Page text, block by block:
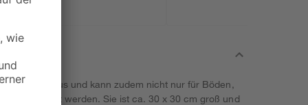
sieht gut aus und kann zudem nicht nur für Böden,
genutzt werden. Sie ist ca. 30 x 30 cm groß und